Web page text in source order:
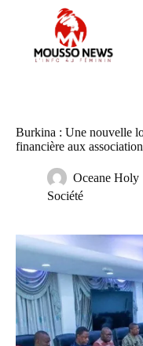
Burkina : Une nouvelle
financière aux
Oceane Holy
Société